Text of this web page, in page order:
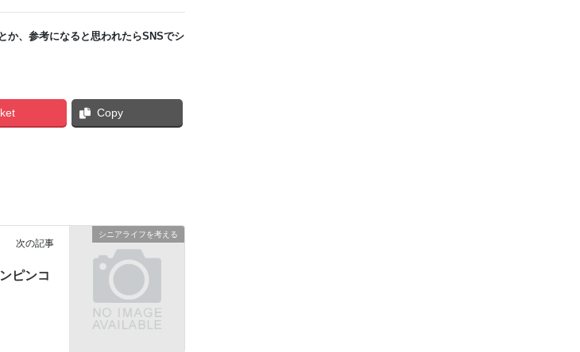
か、参考になると思われたらSNSでシ
Copy
シニアライフを考える
次の記事
ピンコ